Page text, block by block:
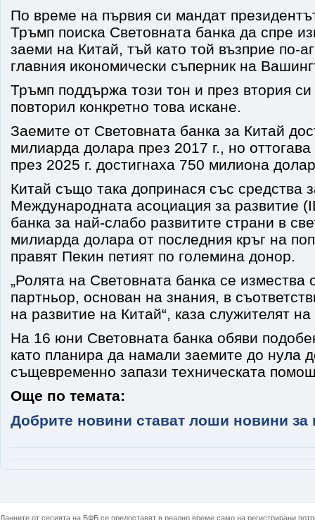
По време на първия си мандат
Тръмп поиска Световната банка да спре
заеми на Китай, тъй като той възприе по-
главния икономически съперник на
Тръмп поддържа този тон и през втория
повторил конкретно това искане.
Заемите от Световната банка за Китай
милиарда долара през 2017 г., но
през 2025 г. достигнаха 750 милиона
Китай също така допринася със средства
Международната асоциация за развитие
банка за най-слабо развитите страни в
милиарда долара от последния кръг на
правят Пекин петият по големина донор.
„Ролята на Световната банка се измества
партньор, основан на знания, в
на развитие на Китай“, каза служителят
На 16 юни Световната банка обяви
като планира да намали заемите до нула
същевременно запази техническата
Още по темата:
Добрите новини стават лоши новини за
Данните от сесията на БФБ се предоставят в реално време само на регистрирани